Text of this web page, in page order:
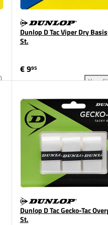
Dunlop D Tac Viper Dry
St.
€ 995
Dunlop D Tac Gecko-Tac
St.